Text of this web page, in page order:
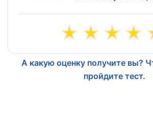
А какую оценку получите вы?
пройдите тест.